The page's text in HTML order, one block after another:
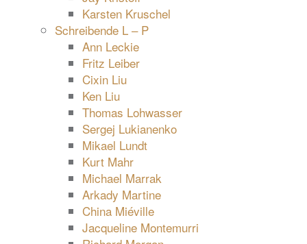
Karsten Kruschel
Schreibende L – P
Ann Leckie
Fritz Leiber
Cixin Liu
Ken Liu
Thomas Lohwasser
Sergej Lukianenko
Mikael Lundt
Kurt Mahr
Michael Marrak
Arkady Martine
China Miéville
Jacqueline Montemurri